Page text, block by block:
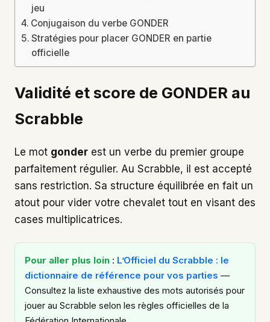
jeu
Conjugaison du verbe GONDER
Stratégies pour placer GONDER en partie
officielle
Validité et score de GONDER au
Scrabble
Le mot gonder est un verbe du premier groupe
parfaitement régulier. Au Scrabble, il est accepté
sans restriction. Sa structure équilibrée en fait un
atout pour vider votre chevalet tout en visant des
cases multiplicatrices.
Pour aller plus loin : L’Officiel du Scrabble : le
dictionnaire de référence pour vos parties —
Consultez la liste exhaustive des mots autorisés pour
jouer au Scrabble selon les règles officielles de la